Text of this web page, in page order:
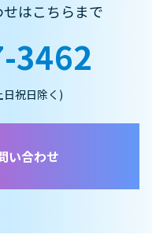
はこちらまで
3462
祝日除く)
い合わせ